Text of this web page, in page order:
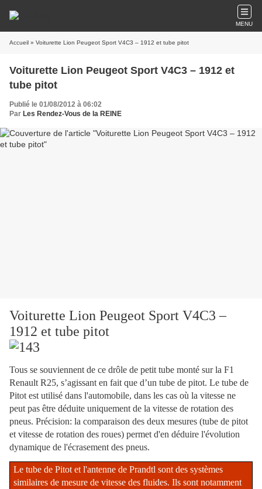
MENU
Accueil » Voiturette Lion Peugeot Sport V4C3 – 1912 et tube pitot
Voiturette Lion Peugeot Sport V4C3 – 1912 et
tube pitot
Publié le 01/08/2012 à 06:02
Par Les Rendez-Vous de la REINE
Voiturette Lion Peugeot Sport V4C3 –
1912 et tube pitot
Tous se souviennent de ce drôle de petit tube monté sur la F1
Renault R25, s’agissant en fait que d’un tube de pitot. Le tube de
Pitot est utilisé dans l'automobile, dans les cas où la vitesse ne
peut pas être déduite uniquement de la vitesse de rotation des
pneus. Précision: la comparaison des deux mesures (tube de pitot
et vitesse de rotation des roues) permet d'en déduire l'évolution
dynamique de l'écrasement des pneus.
Le tube de Pitot et l'antenne de Prandtl sont des systèmes
similaires de mesure de vitesse des fluides. Ils sont notamment